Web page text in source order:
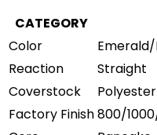
CATEGORY
Color
Reaction
Straight
Coverstock
Polyester
Factory Finish800/